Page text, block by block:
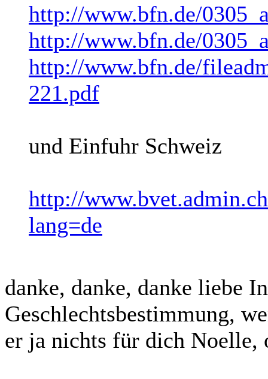
http://www.bfn.de/
http://www.bfn.de/
http://www.bfn.de/
221.pdf
und Einfuhr Schweiz
http://
lang=de
danke, danke, danke liebe
Geschlechtsbestimmung,
er ja nichts für dich Noelle,